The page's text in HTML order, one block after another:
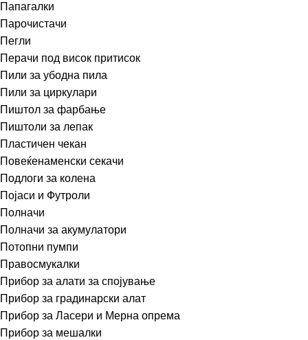
Папагалки
Парочистачи
Пегли
Перачи под висок притисок
Пили за убодна пила
Пили за циркулари
Пиштол за фарбање
Пиштоли за лепак
Пластичен чекан
Повеќенаменски секачи
Подлоги за колена
Појаси и Футроли
Полначи
Полначи за акумулатори
Потопни пумпи
Правосмукалки
Прибор за алати за спојување
Прибор за градинарски алат
Прибор за Ласери и Мерна опрема
Прибор за мешалки